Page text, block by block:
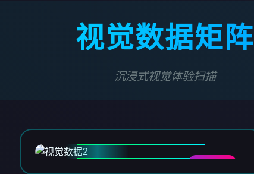
视觉数据矩阵
沉浸式视觉体验扫描